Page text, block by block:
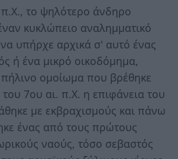
π.Χ., το ψηλότερο άνδηρο
κυκλώπειο αναλημματικό
υπήρχε αρχικά σ' αυτό ένας
ή ένα μικρό οικοδόμημα,
ομοίωμα που βρέθηκε
του 7ου αι. π.Χ. η επιφάνεια του
με εκβραχισμούς και πάνω
ένας από τους πρώτους
ναούς, τόσο σεβαστός